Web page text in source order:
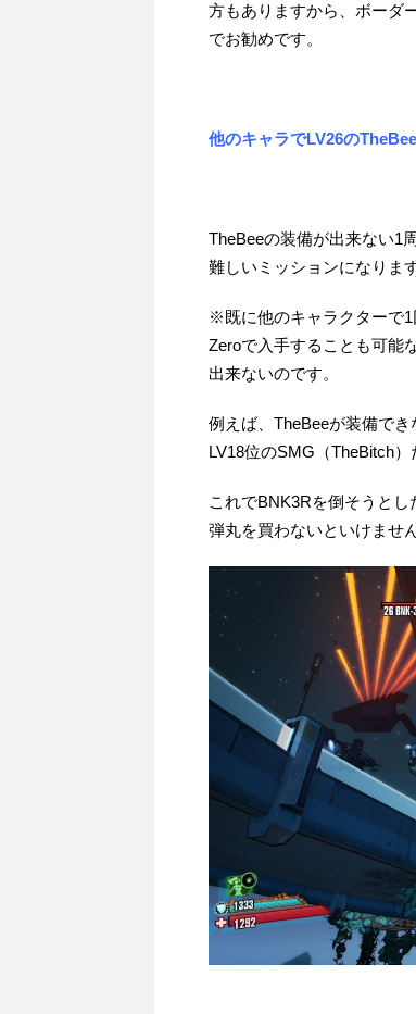
方もありますから、ボーダ
でお勧めです。
他のキャラでLV26の
TheBeeの装備が出来ない1
難しいミッションになります
※既に他のキャラクターで1
Zeroで入手することも可能
出来ないのです。
例えば、TheBeeが装備で
LV18位のSMG（TheBitch）
これでBNK3Rを倒そうとし
弾丸を買わないといけません